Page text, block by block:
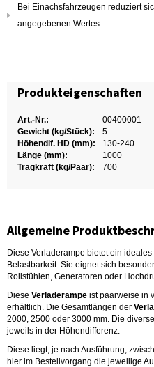
Bei Einachsfahrzeugen reduziert
angegebenen Wertes.
Produkteigenschaften
Art.-Nr.:
00400001
Gewicht (kg/Stück):
5
Höhendif. HD (mm):
130-240
Länge (mm):
1000
Tragkraft (kg/Paar):
700
Allgemeine
Diese Verladerampe bietet ein
Belastbarkeit. Sie eignet sich
Rollstühlen, Generatoren oder
Diese Verladerampe ist paarweise in
erhältlich. Die Gesamtlängen der
2000, 2500 oder 3000 mm. Die
jeweils in der Höhendifferenz.
Diese liegt, je nach Ausführung,
hier im Bestellvorgang die jeweilige